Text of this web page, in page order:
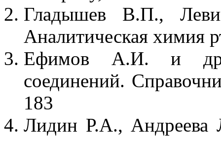
Гладышев В.П.,
Аналитическая химия
Ефимов А.И. и др.
соединений.
183
Лидин Р.А.,